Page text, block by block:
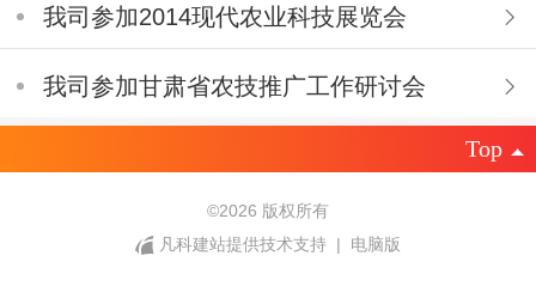
我司参加2014现代农业科技展览会
我司参加甘肃省农技推广工作研讨会
Top
©2026 版权所有
凡科建站提供技术支持
| 电脑版